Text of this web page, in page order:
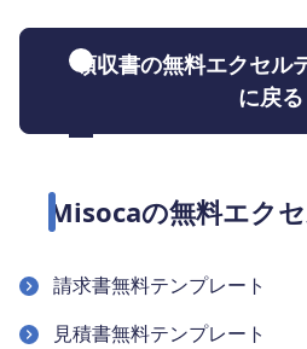
領収書の無料エクセル
に戻る
Misocaの無料エク
請求書無料テンプレート
見積書無料テンプレート